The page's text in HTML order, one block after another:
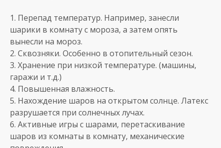
1. Перепад температур. Например, занесли
шарики в комнату с мороза, а затем опять
вынесли на мороз.
2. Сквозняки. Особенно в отопительный сезон.
3. Хранение при низкой температуре. (машины,
гаражи и т.д.)
4. Повышенная влажность.
5. Нахождение шаров на открытом солнце. Латекс
разрушается при солнечных лучах.
6. Активные игры с шарами, перетаскивание
шаров из комнаты в комнату, механические